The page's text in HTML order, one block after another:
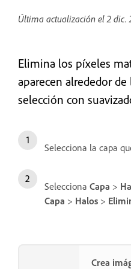
Última actualización el2 dic.
Elimina los píxeles
aparecen alrededor
selección con
Selecciona la capa
Selecciona Capa >
Capa > Halos >
Crea